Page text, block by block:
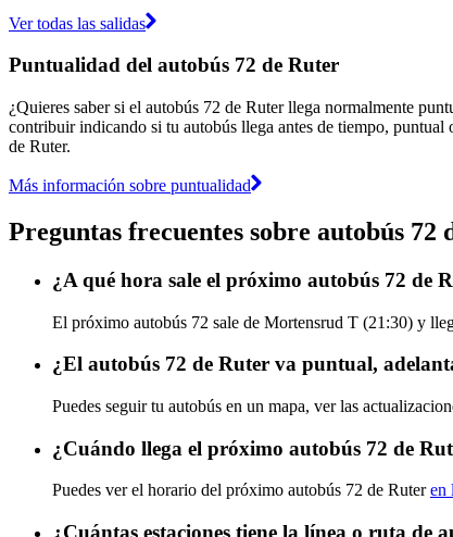
Ver todas las salidas
Puntualidad del autobús 72 de Ruter
¿Quieres saber si el autobús 72 de Ruter llega normalmente
contribuir indicando si tu autobús llega antes de tiempo, puntual
de Ruter.
Más información sobre puntualidad
Preguntas frecuentes sobre autobús 72
¿A qué hora sale el próximo autobús 72 de
El próximo autobús 72 sale de Mortensrud T (21:30) y
¿El autobús 72 de Ruter va puntual,
Puedes seguir tu autobús en un mapa, ver las
¿Cuándo llega el próximo autobús 72 de
Puedes ver el horario del próximo autobús 72 de Ruteren
¿Cuántas estaciones tiene la línea o ruta de